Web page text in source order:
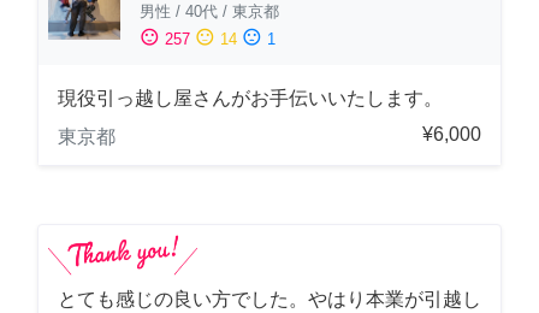
男性 / 40代 / 東京都
sentiment_satisfied 257 sentiment_neutral 14 sentiment_dissatisfied 1
現役引っ越し屋さんがお手伝いいたします。
東京都
¥6,000
とても感じの良い方でした。やはり本業が引越し